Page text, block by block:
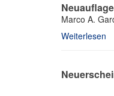
Marco A.
Weiterlesen